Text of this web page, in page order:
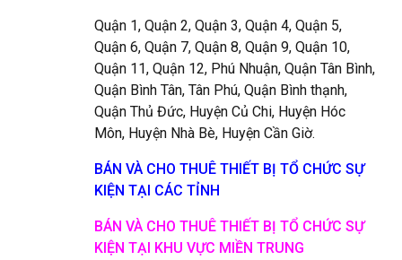
Quận 1, Quận 2, Quận 3, Quận 4, Quận 5,
Quận 6, Quận 7, Quận 8, Quận 9, Quận 10,
Quận 11, Quận 12, Phú Nhuận, Quận Tân Bình,
Quận Bình Tân, Tân Phú, Quận Bình thạnh,
Quận Thủ Đức, Huyện Củ Chi, Huyện Hóc
Môn, Huyện Nhà Bè, Huyện Cần Giờ.
BÁN VÀ CHO THUÊ THIẾT BỊ TỔ CHỨC SỰ
KIỆN TẠI CÁC TỈNH
BÁN VÀ CHO THUÊ THIẾT BỊ TỔ CHỨC SỰ
KIỆN TẠI KHU VỰC MIỀN TRUNG